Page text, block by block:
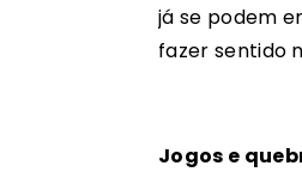
já se podem
fazer sentido
Jogos e